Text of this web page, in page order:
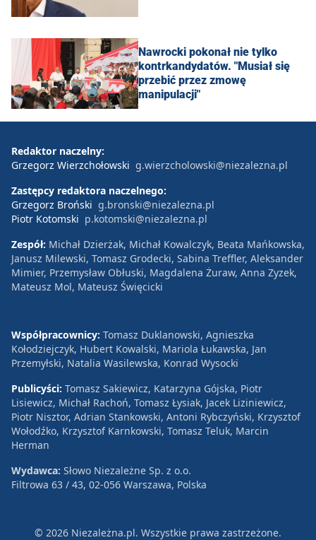
Nawrocki pokonał nie tylko
kontrkandydatów. "Musiał się
przebić przez zmowę
manipulacji"
Redaktor naczelny:
Grzegorz Wierzchołowski g.wierzcholowski@niezalezna.pl
Zastępcy redaktora naczelnego:
Grzegorz Broński g.bronski@niezalezna.pl
Piotr Kotomski p.kotomski@niezalezna.pl
Zespół: Michał Dzierżak, Michał Kowalczyk, Beata Mańkowska,
Janusz Milewski, Tomasz Grodecki, Sabina Treffler, Aleksander
Mimier, Przemysław Obłuski, Magdalena Żuraw, Anna Zyzek,
Mateusz Mol, Mateusz Święcicki
Współpracownicy: Tomasz Duklanowski, Agnieszka
Kołodziejczyk, Hubert Kowalski, Mariola Łukawska, Jan
Przemyłski, Natalia Wasilewska, Konrad Wysocki
Publicyści: Tomasz Sakiewicz, Katarzyna Gójska, Piotr
Lisiewicz, Michał Rachoń, Tomasz Łysiak, Jacek Liziniewicz,
Piotr Nisztor, Adrian Stankowski, Antoni Rybczyński, Krzysztof
Wołodźko, Krzysztof Karnkowski, Tomasz Teluk, Marcin
Herman
Wydawca: Słowo Niezależne Sp. z o.o.
Filtrowa 63 / 43, 02-056 Warszawa, Polska
© 2026 Niezależna.pl. Wszystkie prawa zastrzeżone.